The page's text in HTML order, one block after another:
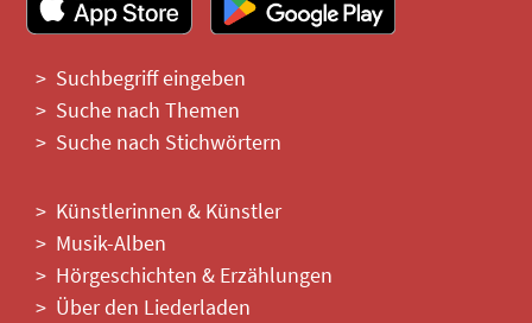
Suchbegriff eingeben
Suche nach Themen
Suche nach Stichwörtern
Künstlerinnen & Künstler
Musik-Alben
Hörgeschichten & Erzählungen
Über den Liederladen